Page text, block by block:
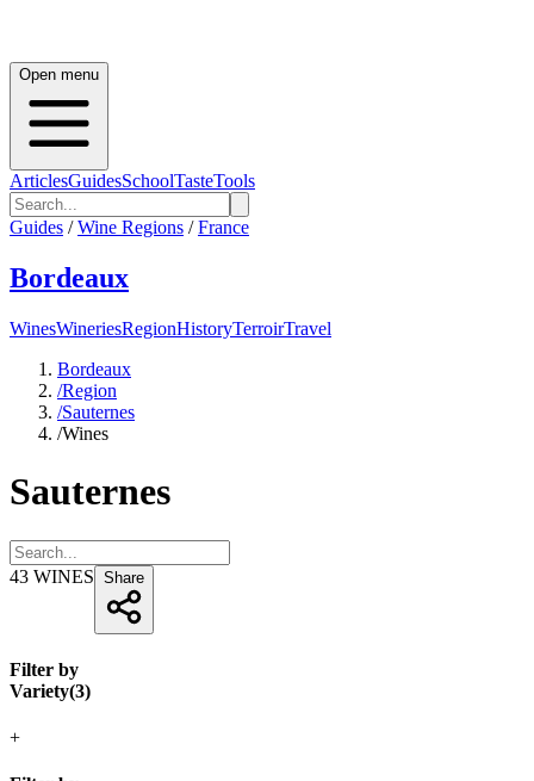
Open menu
ArticlesGuidesSchoolTasteTools
Guides / Wine Regions / France
Bordeaux
WinesWineriesRegionHistoryTerroirTravel
Bordeaux
/Region
/Sauternes
/Wines
Sauternes
43 WINES Share
Filter by
Variety(3)
+